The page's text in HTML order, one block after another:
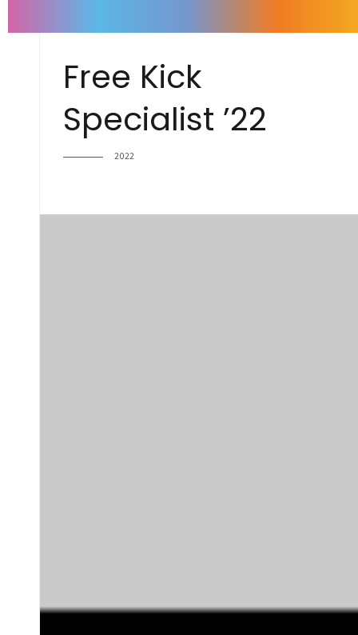
Free Kick
Specialist ’22
2022